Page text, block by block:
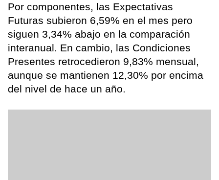
Por componentes, las Expectativas
Futuras subieron 6,59% en el mes pero
siguen 3,34% abajo en la comparación
interanual. En cambio, las Condiciones
Presentes retrocedieron 9,83% mensual,
aunque se mantienen 12,30% por encima
del nivel de hace un año.